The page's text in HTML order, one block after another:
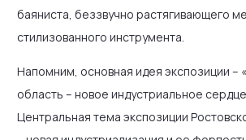
баяниста, беззвучно растягивающего
стилизованного инструмента.
Напомним, основная идея экспозиции –
область – новое индустриальное
Центральная тема экспозиции